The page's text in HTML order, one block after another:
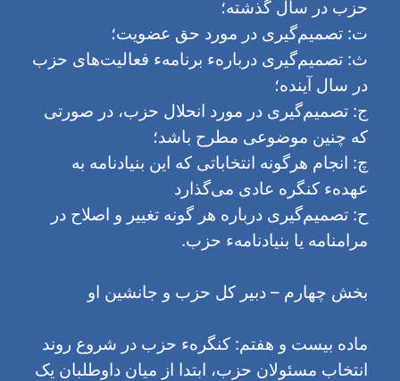
حزب در سال گذشته؛
ت: تصمیم‌گیری در مورد حق عضویت؛
ث: تصمیم‌گیری دربارهء برنامهء فعالیت‌های حزب
در سال آینده؛
ج: تصمیم‌گیری در مورد انحلال حزب، در صورتی
که چنین موضوعی مطرح باشد؛
چ: انجام هرگونه انتخاباتی که این بنیادنامه به
عهدهء کنگره عادی می‌گذارد
ح: تصمیم‌گیری درباره هر گونه تغییر و اصلاح در
مرامنامه یا بنیادنامهء حزب.
بخش چهارم – دبیر کل حزب و جانشین او
ماده بیست و هفتم: کنگرهء حزب در شروع روند
انتخاب مسئولان حزب، ابتدا از میان داوطلبان یک